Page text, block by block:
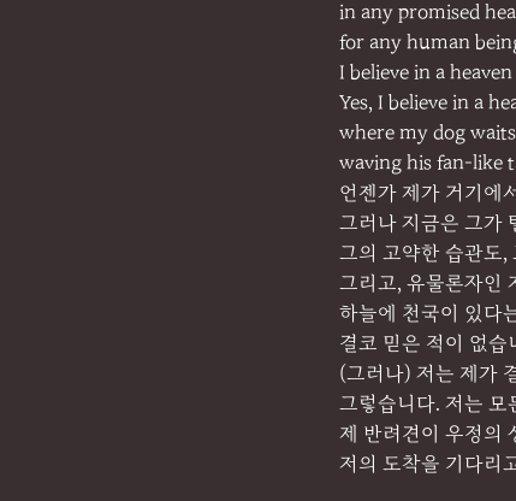
in any promised
for any human
I believe in a
Yes, I believe in a
where my dog
waving his fan-like
언젠가 제가 거기에
그러나 지금은 그가
그의 고약한 습관도,
그리고, 유물론자인
하늘에 천국이 있다
결코 믿은 적이 없습
(그러나) 저는 제가
그렇습니다. 저는 모
제 반려견이 우정의
저의 도착을 기다리